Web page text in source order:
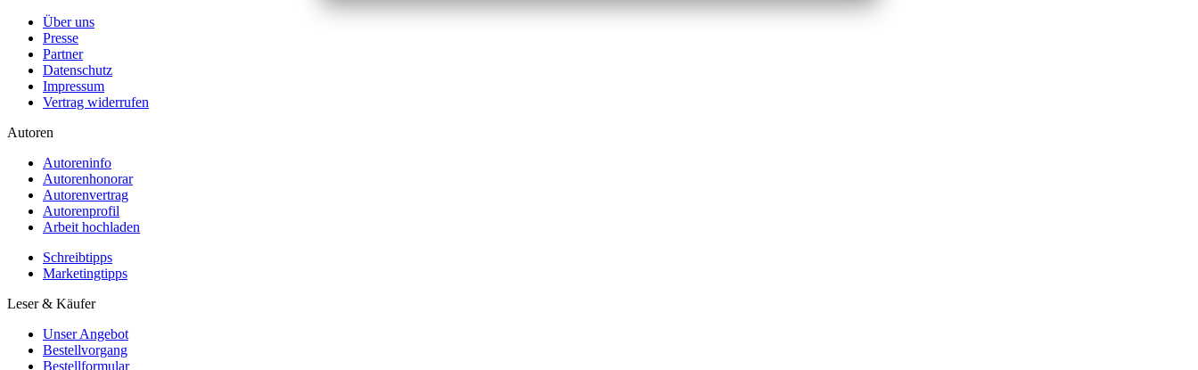
Über uns
Presse
Partner
Datenschutz
Impressum
Vertrag widerrufen
Autoren
Autoreninfo
Autorenhonorar
Autorenvertrag
Autorenprofil
Arbeit hochladen
Schreibtipps
Marketingtipps
Leser & Käufer
Unser Angebot
Bestellvorgang
Bestellformular